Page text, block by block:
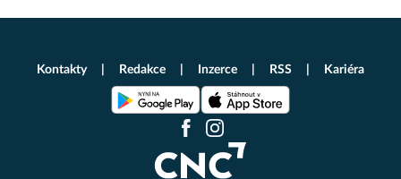
Kontakty Redakce Inzerce RSS Kariéra